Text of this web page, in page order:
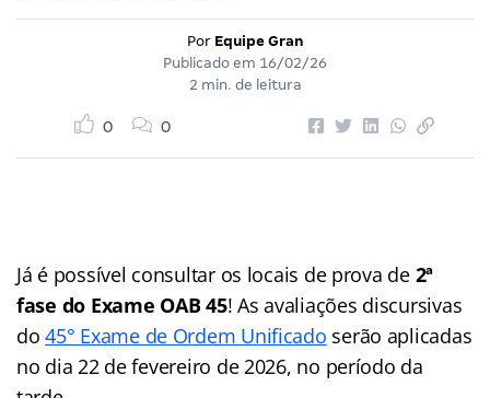
Por Equipe Gran
Publicado em 16/02/26
2 min. de leitura
0 0
Já é possível consultar os locais de prova de 2ª
fase do Exame OAB 45! As avaliações discursivas
do45° Exame de Ordem Unificado serão aplicadas
no dia 22 de fevereiro de 2026, no período da